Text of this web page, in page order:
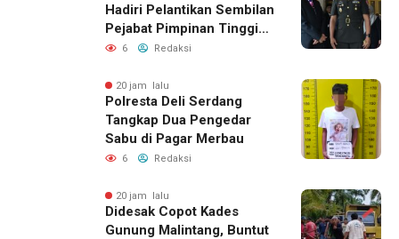
Hadiri Pelantikan Sembilan
Pejabat Pimpinan Tinggi
Pratama Pemda DIY
6 Redaksi
20 jam lalu
Polresta Deli Serdang
Tangkap Dua Pengedar
Sabu di Pagar Merbau
6 Redaksi
20 jam lalu
Didesak Copot Kades
Gunung Malintang, Buntut